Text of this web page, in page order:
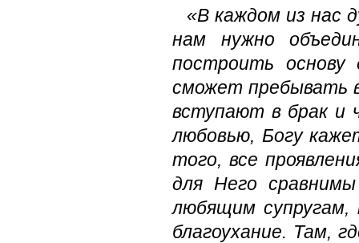
«В каждом из нас
нам нужно
построить основу
сможет пребывать
вступают в брак и
любовью, Богу
того, все
для Него
любящим
благоухание. Там,